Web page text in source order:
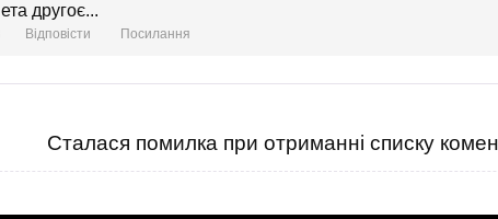
другоє...
Відповісти Посилання
Сталася помилка при отриманні списку